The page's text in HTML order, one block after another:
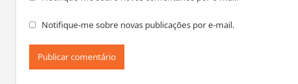
Notifique-me sobre novas publicações por e-mail.